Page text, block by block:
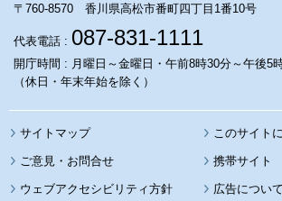
〒760-8570 香川県高松市番町四丁目1番10号
代表電話 : 087-831-1111
開庁時間 : 月曜日～金曜日・午前8時30分～午後5
（休日・年末年始を除く）
サイトマップ このサイト
携帯サイト
ウェブアクセシビリティ方針 広告について